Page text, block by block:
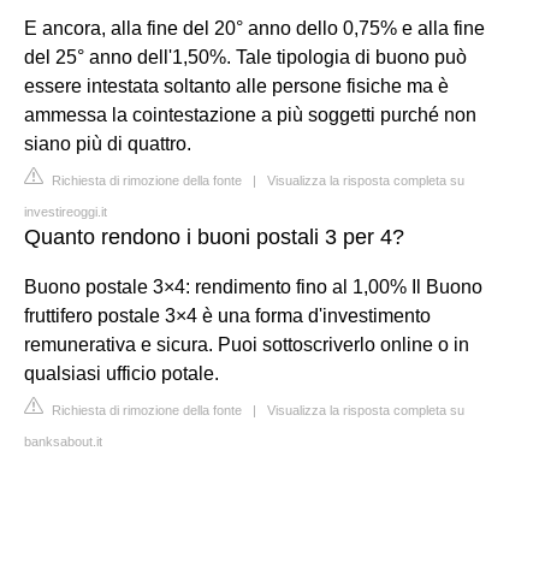
E ancora, alla fine del 20° anno dello 0,75% e alla fine
del 25° anno dell'1,50%. Tale tipologia di buono può
essere intestata soltanto alle persone fisiche ma è
ammessa la cointestazione a più soggetti purché non
siano più di quattro.
Richiesta di rimozione della fonte | Visualizza la risposta completa su
investireoggi.it
Quanto rendono i buoni postali 3 per 4?
Buono postale 3×4: rendimento fino al 1,00% Il Buono
fruttifero postale 3×4 è una forma d'investimento
remunerativa e sicura. Puoi sottoscriverlo online o in
qualsiasi ufficio potale.
Richiesta di rimozione della fonte | Visualizza la risposta completa su
banksabout.it